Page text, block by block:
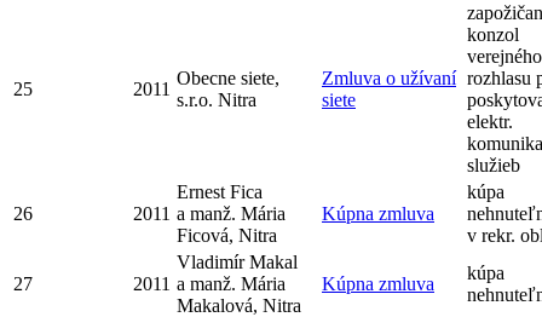
25 2011
Obecne siete,
s.r.o. Nitra
Zmluva o užívaní
siete
konzol
verejného
rozhlasu
elektr.
služieb
26 2011
Ernest Fica
a manž. Mária
Ficová, Nitra
Kúpna zmluva
kúpa
v rekr.
27 2011
Vladimír Makal
a manž. Mária
Makalová, Nitra
Kúpna zmluva
kúpa